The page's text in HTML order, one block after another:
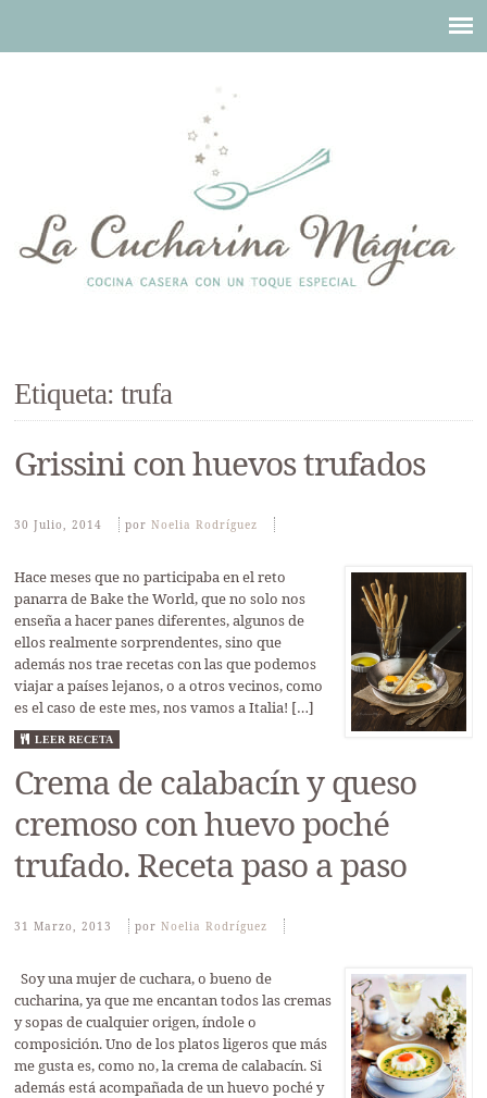
Etiqueta: trufa
Grissini con huevos trufados
30 Julio, 2014 PorNoelia Rodríguez
Hace meses que no participaba en el reto
panarra de Bake the World, que no solo nos
enseña a hacer panes diferentes, algunos de
ellos realmente sorprendentes, sino que
además nos trae recetas con las que podemos
viajar a países lejanos, o a otros vecinos, como
es el caso de este mes, nos vamos a Italia! […]
LEER RECETA
Crema de calabacín y queso
cremoso con huevo poché
trufado. Receta paso a paso
31 Marzo, 2013 PorNoelia Rodríguez
Soy una mujer de cuchara, o bueno de
cucharina, ya que me encantan todos las cremas
y sopas de cualquier origen, índole o
composición. Uno de los platos ligeros que más
me gusta es, como no, la crema de calabacín. Si
además está acompañada de un huevo poché y